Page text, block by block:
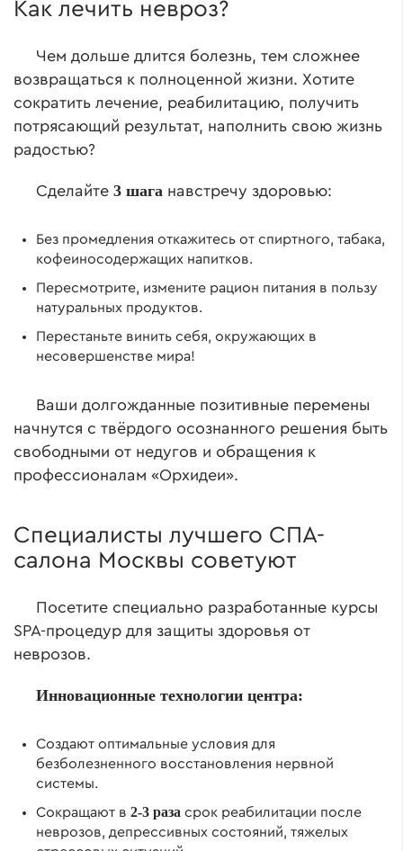
Как лечить невроз?
Чем дольше длится болезнь, тем сложнее
возвращаться к полноценной жизни. Хотите
сократить лечение, реабилитацию, получить
потрясающий результат, наполнить свою жизнь
радостью?
Сделайте 3 шага навстречу здоровью:
Без промедления откажитесь от спиртного, табака,
кофеиносодержащих напитков.
Пересмотрите, измените рацион питания в пользу
натуральных продуктов.
Перестаньте винить себя, окружающих в
несовершенстве мира!
Ваши долгожданные позитивные перемены
начнутся с твёрдого осознанного решения быть
свободными от недугов и обращения к
профессионалам «Орхидеи».
Специалисты лучшего СПА-
салона Москвы советуют
Посетите специально разработанные курсы
SPA-процедур для защиты здоровья от
неврозов.
Инновационные технологии центра:
Создают оптимальные условия для
безболезненного восстановления нервной
системы.
Сокращают в 2-3 раза срок реабилитации после
неврозов, депрессивных состояний, тяжелых